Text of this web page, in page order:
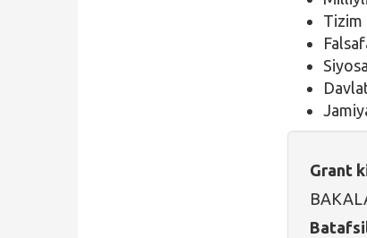
Tizim
Grant